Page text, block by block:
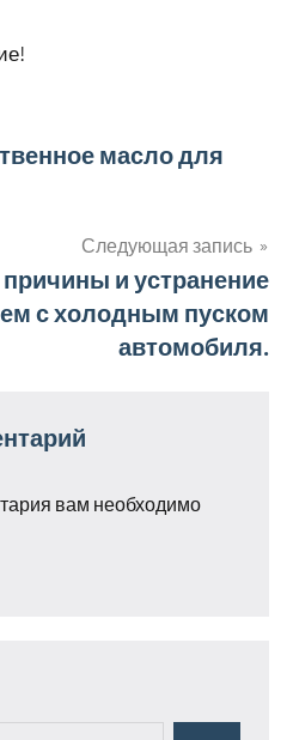
масло для
Следующая запись
и устранение
с холодным пуском
автомобиля.
вам необходимо